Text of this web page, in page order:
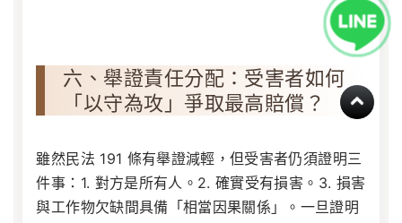
六、舉證責任分配：受害者如何
「以守為攻」爭取最高賠償？
雖然民法 191 條有舉證減輕，但受害者仍須證明三
件事：1. 對方是所有人。2. 確實受有損害。3. 損害
與工作物欠缺間具備「相當因果關係」。一旦證明